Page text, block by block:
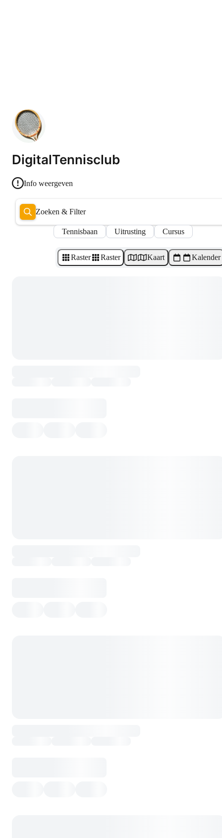
DigitalTennisclub
Info weergeven
Zoeken & Filter
Tennisbaan Uitrusting Cursus
Raster Raster Kaart Kalender